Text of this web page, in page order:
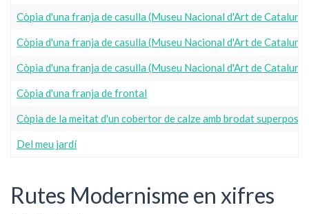
Còpia d'una franja de casulla (Museu Nacional d'Art de
Còpia d'una franja de casulla (Museu Nacional d'Art de
Còpia d'una franja de casulla (Museu Nacional d'Art de
Còpia d'una franja de frontal
Còpia de la meitat d'un cobertor de calze amb brodat superposat
Del meu jardí
Rutes Modernisme en xifres